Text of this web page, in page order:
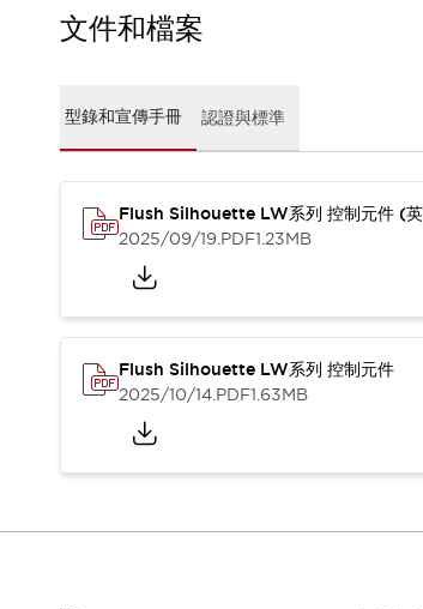
型錄和宣傳手冊
軟體下載
邏輯模擬器
產品資安通知
服務據點
產品變更/停產通知
文件和檔案
型錄和宣傳手冊 認證與標準
Flush Silhouette LW系列 控制元件 (
2025/09/19.PDF1.23MB
Flush Silhouette LW系列 控制元件
2025/10/14.PDF1.63MB